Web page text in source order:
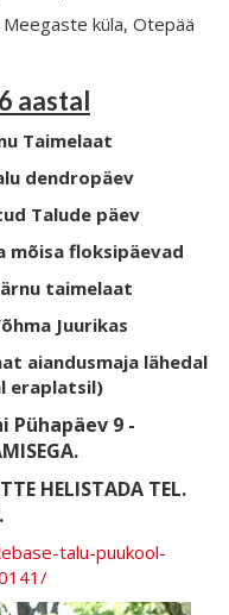
küla, Otepää
aastal
Taimelaat
dendropäev
Talude päev
mõisa floksipäevad
taimelaat
Juurikas
aiandusmaja lähedal
eraplatsil)
Pühapäev 9 -
HELISTADA TEL.
talu-puukool-